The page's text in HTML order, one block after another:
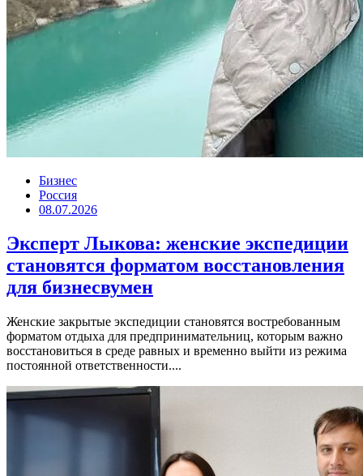
Бизнес
Россия
08.07.2026
Эксперт Лыкова: женские экспедиции
становятся форматом восстановления
для бизнесвумен
Женские закрытые экспедиции становятся востребованным
форматом отдыха для предпринимательниц, которым важно
восстановиться в среде равных и временно выйти из режима
постоянной ответственности....